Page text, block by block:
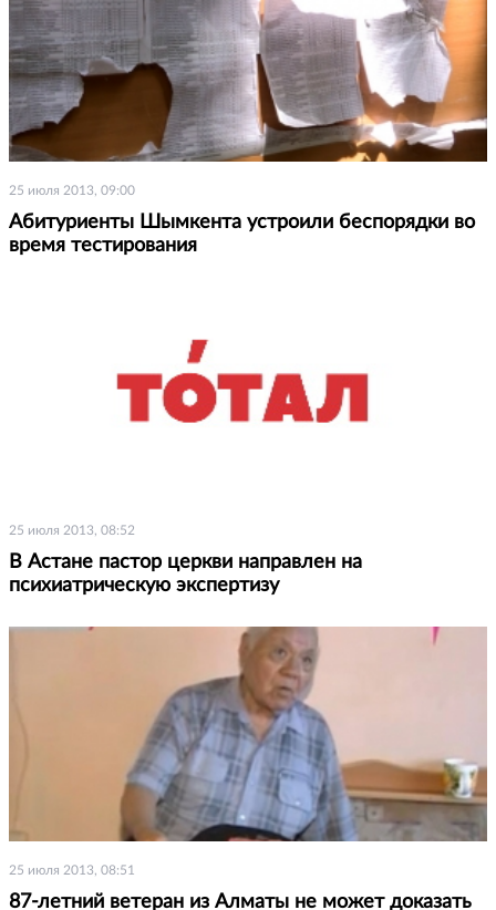
25 июля 2013, 09:00
Абитуриенты Шымкента устроили беспорядки во
время тестирования
25 июля 2013, 08:52
В Астане пастор церкви направлен на
психиатрическую экспертизу
25 июля 2013, 08:51
87-летний ветеран из Алматы не может доказать